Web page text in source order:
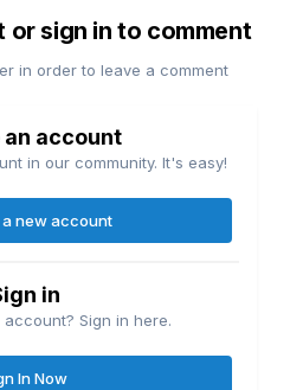
or sign in to comment
in order to leave a comment
an account
in our community. It's easy!
a new account
in
Sign in here.
In Now